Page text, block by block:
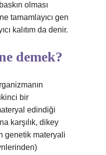
olması
tamamlayıcı gen
kalıtım da denir.
demek?
bir
edindiği
karşılık, dikey
genetik materyali